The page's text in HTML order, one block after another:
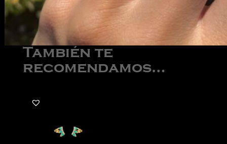
También te
recomendamos…